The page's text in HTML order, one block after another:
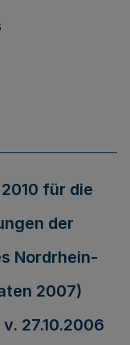
für die
der
Nordrhein-
2007)
27.10.2006